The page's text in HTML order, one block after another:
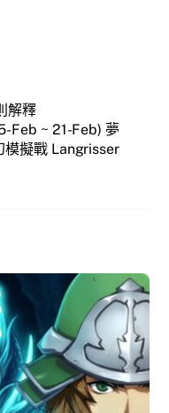
解釋
Feb ~ 21-Feb) 夢
模擬戰 Langrisser